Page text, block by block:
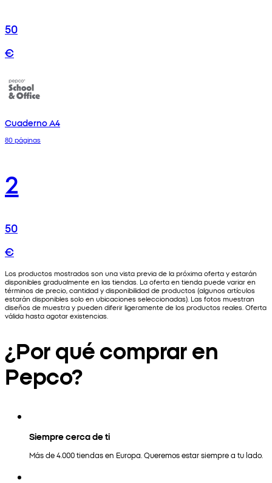
50
€
Cuaderno A4
80 páginas
2
50
€
Los productos mostrados son una vista previa de la próxima oferta y estarán
disponibles gradualmente en las tiendas. La oferta en tienda puede variar en
términos de precio, cantidad y disponibilidad de productos (algunos artículos
estarán disponibles solo en ubicaciones seleccionadas). Las fotos muestran
diseños de muestra y pueden diferir ligeramente de los productos reales. Oferta
válida hasta agotar existencias.
¿Por qué comprar en
Pepco?
Siempre cerca de ti
Más de 4.000 tiendas en Europa. Queremos estar siempre a tu lado.